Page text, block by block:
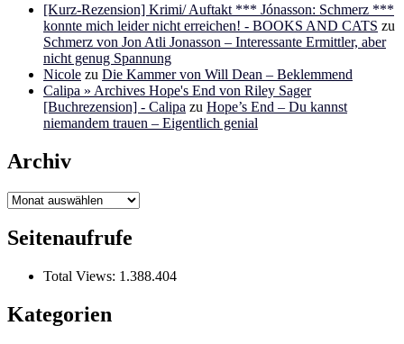
[Kurz-Rezension] Krimi/ Auftakt *** Jónasson: Schmerz ***
konnte mich leider nicht erreichen! - BOOKS AND CATS zu
Schmerz von Jon Atli Jonasson – Interessante Ermittler, aber
nicht genug Spannung
Nicole zu Die Kammer von Will Dean – Beklemmend
Calipa » Archives Hope's End von Riley Sager
[Buchrezension] - Calipa zu Hope’s End – Du kannst
niemandem trauen – Eigentlich genial
Archiv
Archiv
Seitenaufrufe
Total Views: 1.388.404
Kategorien